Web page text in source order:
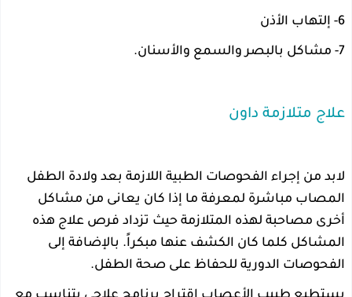
6- إلتهاب الأذن
7- مشاكل بالبصر والسمع والأسنان.
علاج متلازمة داون
لابد من إجراء الفحوصات الطبية اللازمة بعد ولادة الطفل
المصاب مباشرة لمعرفة ما إذا كان يعانى من مشاكل
أخرى مصاحبة لهذه المتلازمة حيث تزداد فرص علاج هذه
المشاكل كلما كان الكشف عنها مبكراً. بالإضافة إلى
الفحوصات الدورية للحفاظ على صحة الطفل.